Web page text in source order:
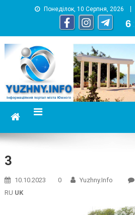
Понеділок, 10 Серпня, 2026
6
информационный портал
3
10.10.2023 0 Yuzhny.info
RU UK